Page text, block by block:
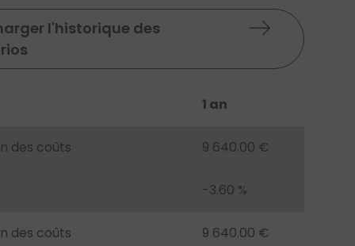
l'historique des
1 an
des coûts 9 640.00 €
-3.60 %
des coûts 9 640.00 €